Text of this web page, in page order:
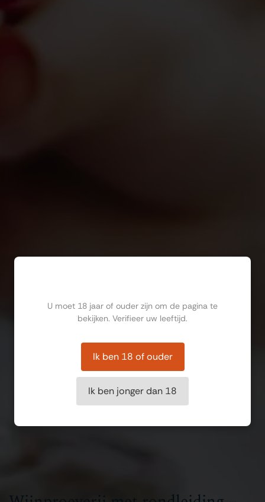
U moet 18 jaar of ouder zijn om de pagina te
bekijken. Verifieer uw leeftijd.
Ik ben 18 of ouder
Ik ben jonger dan 18